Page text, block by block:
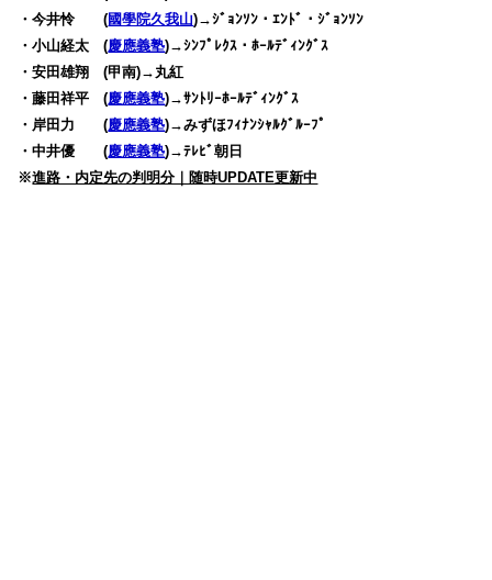
・今井怜 (國學院久我山)→ｼﾞｮﾝｿﾝ・ｴﾝﾄﾞ・ｼﾞｮﾝｿﾝ
・小山経太 (慶應義塾)→ｼﾝﾌﾟﾚｸｽ・ﾎｰﾙﾃﾞｨﾝｸﾞｽ
・安田雄翔 (甲南)→丸紅
・藤田祥平 (慶應義塾)→ｻﾝﾄﾘｰﾎｰﾙﾃﾞｨﾝｸﾞｽ
・岸田力 (慶應義塾)→みずほﾌｨﾅﾝｼｬﾙｸﾞﾙｰﾌﾟ
・中井優 (慶應義塾)→ﾃﾚﾋﾞ朝日
※進路・内定先の判明分｜随時UPDATE更新中